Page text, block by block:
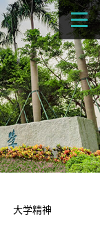
大学精神